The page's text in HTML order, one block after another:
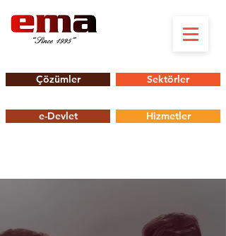
Çözümler Sektörler
e-Devlet Hizmetler